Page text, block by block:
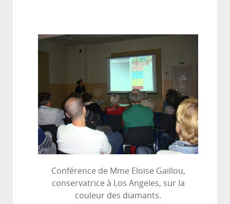
Conférence de Mme Eloïse Gaillou,
conservatrice à Los Angeles, sur la
couleur des diamants.